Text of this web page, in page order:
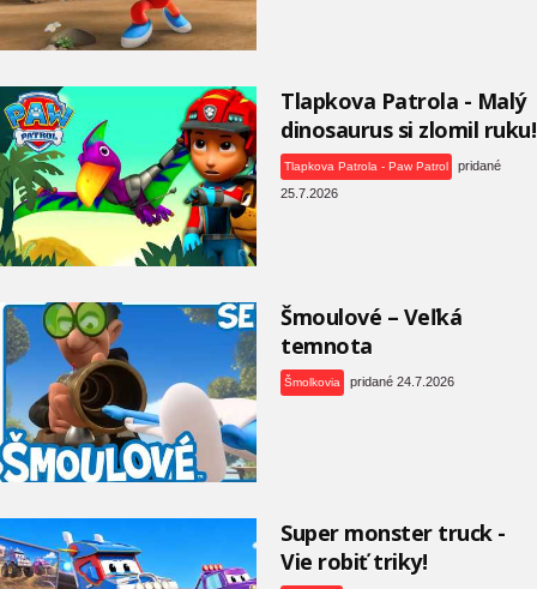
Tlapkova Patrola - Malý
dinosaurus si zlomil ruku!
Tlapkova Patrola - Paw Patrol
pridané
25.7.2026
Šmoulové – Veľká
temnota
Šmolkovia pridané 24.7.2026
Super monster truck -
Vie robiť triky!